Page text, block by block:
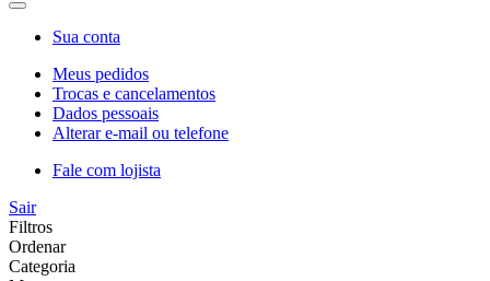
Sua conta
Meus pedidos
Trocas e cancelamentos
Dados pessoais
Alterar e-mail ou telefone
Fale com lojista
Sair
Filtros
Ordenar
Categoria